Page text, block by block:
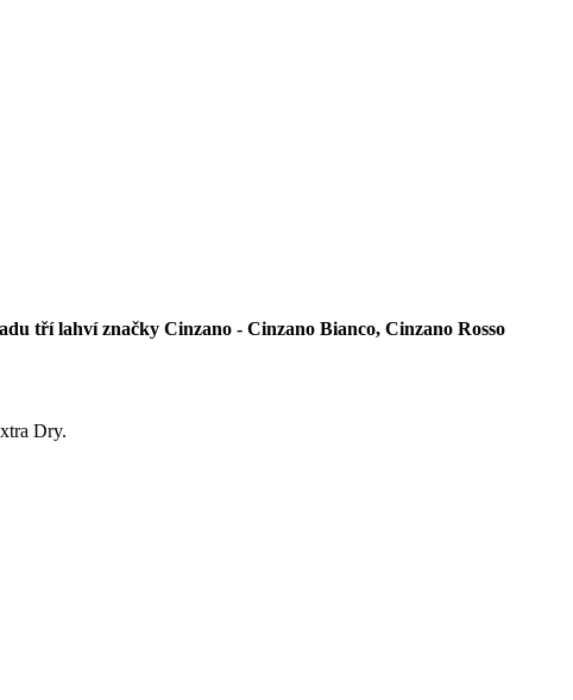
tří lahví značky Cinzano - Cinzano Bianco, Cinzano Rosso
Dry.